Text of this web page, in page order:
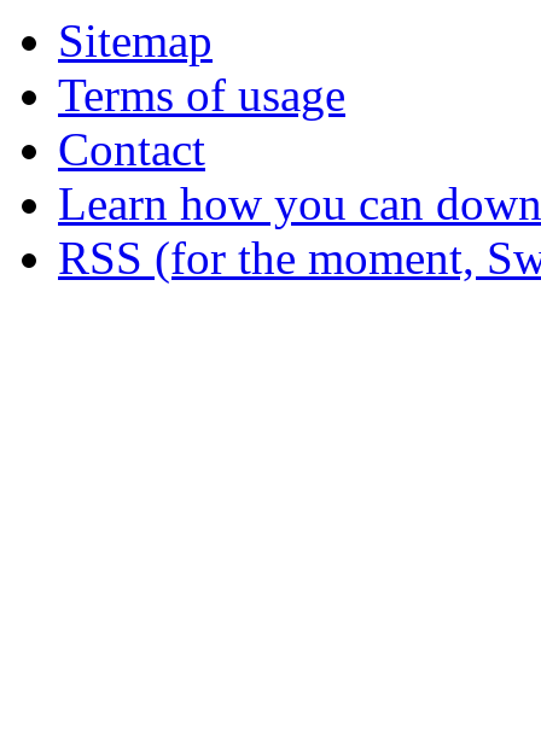
Sitemap
Terms of usage
Contact
Learn how you can
RSS (for the moment,